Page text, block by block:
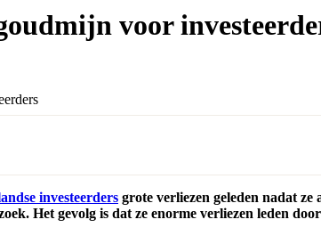
voor
investeerders grote verliezen geleden nadat
Het gevolg is dat ze enorme verliezen leden